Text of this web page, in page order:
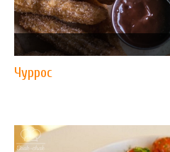
Чуррос